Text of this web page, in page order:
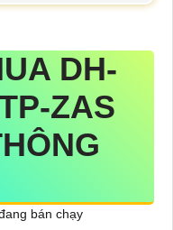
DH-
ZAS
bán chạy